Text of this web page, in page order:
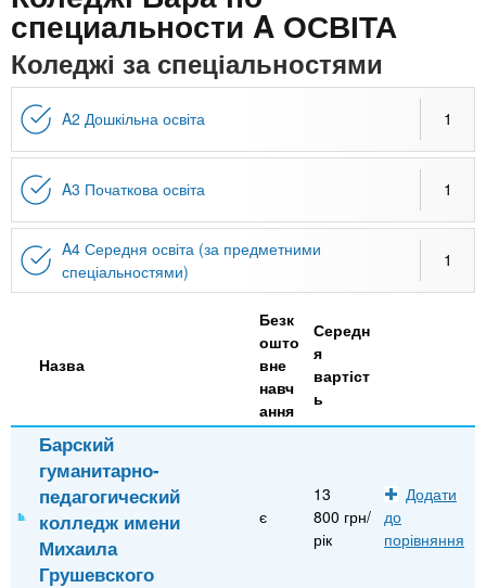
n
t
s
.
i
n
o
и
х
з
л
д
в
Онлайн курси
специальности A ОСВІТА
Коледжі за спеціальностями
A2 Дошкільна освіта 1
A3 Початкова освіта 1
A4 Середня освіта (за предметними
спеціальностями)
1
Назва
Безк
ошто
вне
навч
ання
Середн
я
вартіст
ь
Барский
гуманитарно-
педагогический
колледж имени
Михаила
Грушевского
є
13
800 грн/
рік
Додати
до
порівняння